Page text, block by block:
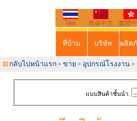
ไทย 简体中文 繁體
ที่บ้าน บริษัท ผลิต
กลับไปหน้าแรก > ขาย > อุปกรณ์โรงงาน >
แบบสินค้าชั้นนำ: